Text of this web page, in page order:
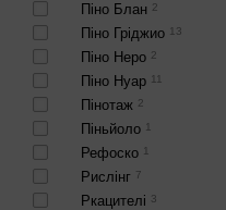
Піно Блан 2
Піно Гріджио 13
Піно Неро 2
Піно Нуар 11
Пінотаж 2
Піньйоло 1
Рефоско 1
Рислінг 7
Ркацителі 3